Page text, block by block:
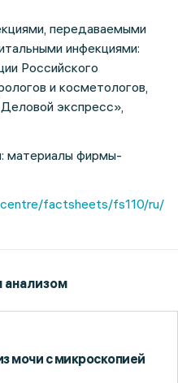
передаваемыми
инфекциями:
Российского
и косметологов,
экспресс»,
материалы фирмы-
factsheets/fs110/ru/
анализом
мочи с микроскопией